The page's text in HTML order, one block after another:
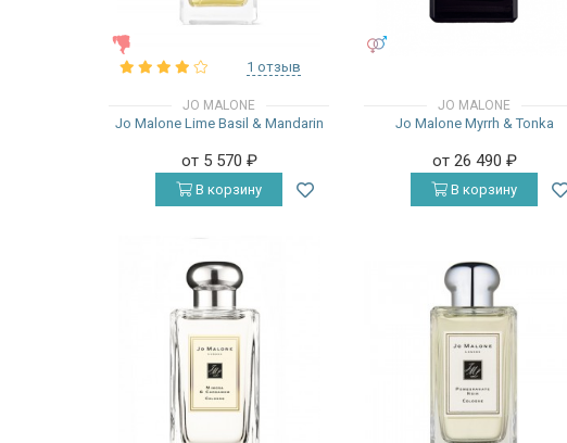
1 отзыв
JO MALONE
Jo Malone Lime Basil & Mandarin
от 5 570 ₽
В корзину
JO MALONE
Jo Malone Myrrh & Tonka
от 26 490 ₽
В корзину